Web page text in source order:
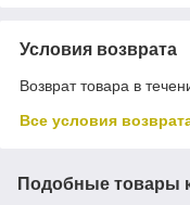
Условия возврата
Возврат товара в
Все условия
Подобные товары